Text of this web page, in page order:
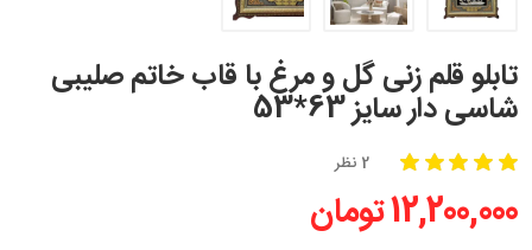
تابلو قلم زنی گل و مرغ با قاب خاتم صلیبی
شاسی دار سایز 63*53
2 نظر
12,200,000 تومان